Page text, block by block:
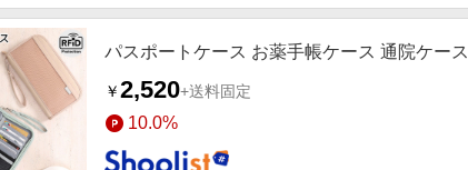
パスポートケース お薬手帳ケース 通院ケース
￥2,520+送料固定
10.0%